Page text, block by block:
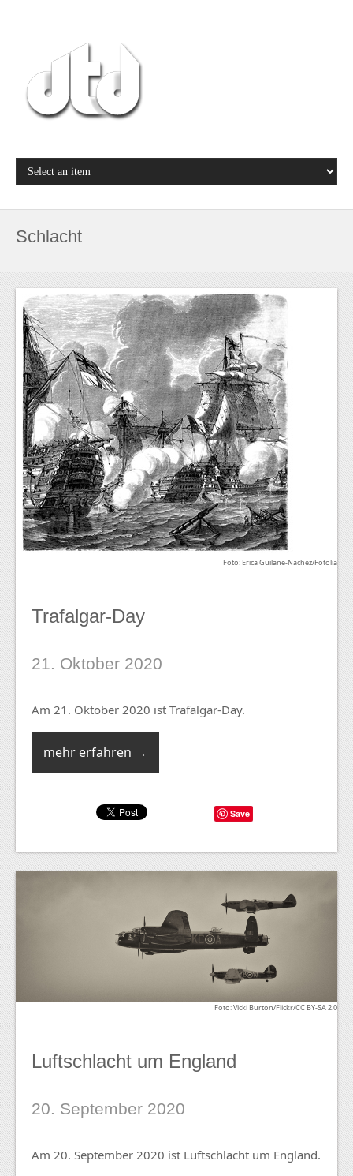
Schlacht
Foto: Erica Guilane-Nachez/Fotolia
Trafalgar-Day
21. Oktober 2020
Am 21. Oktober 2020 ist Trafalgar-Day.
mehr erfahren →
Save
Foto: Vicki Burton/Flickr/CC BY-SA 2.0
Luftschlacht um England
20. September 2020
Am 20. September 2020 ist Luftschlacht um England.